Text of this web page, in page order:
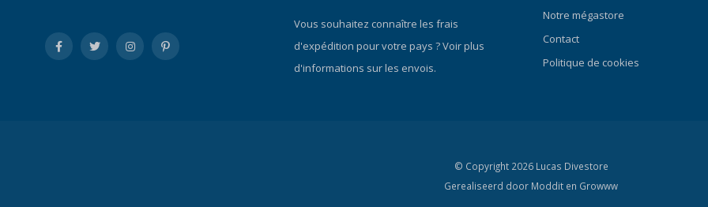
Vous souhaitez connaître les frais
d'expédition pour votre pays ?Voir plus
d'informations sur les envois.
Notre mégastore
Contact
Politique de cookies
© Copyright 2026 Lucas Divestore
Gerealiseerd door Moddit en Growww